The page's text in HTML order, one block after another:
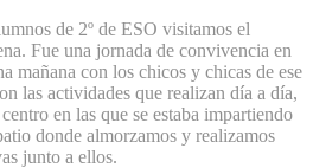
de 2º de ESO visitamos el
Fue una jornada de convivencia en
mañana con los chicos y chicas de ese
las actividades que realizan día a día,
en las que se estaba impartiendo
donde almorzamos y realizamos
junto a ellos.